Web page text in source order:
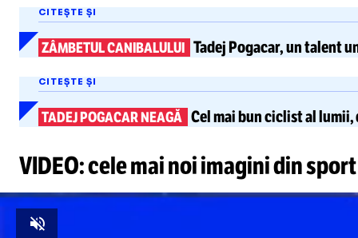
CITEȘTE ȘI
ZÂMBETUL CANIBALULUI Tadej Pogacar, un talent
CITEȘTE ȘI
TADEJ POGACAR NEAGĂ Cel mai bun ciclist al lumii,
VIDEO: cele mai noi imagini din sport
Unmute